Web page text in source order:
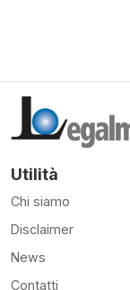
Utilità
Chi siamo
Disclaimer
News
Contatti